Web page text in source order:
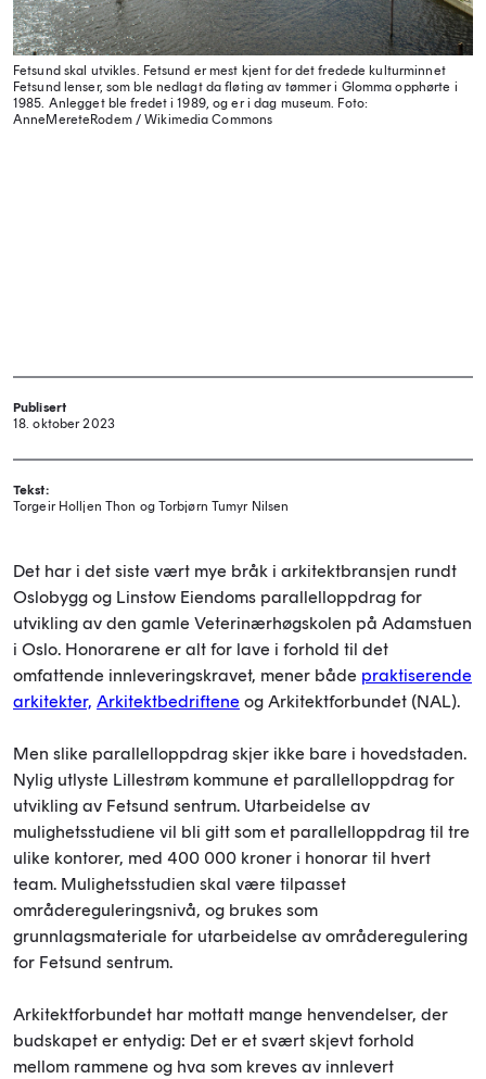
Fetsund skal utvikles. Fetsund er mest kjent for det fredede kulturminnet
Fetsund lenser, som ble nedlagt da fløting av tømmer i Glomma opphørte i
1985. Anlegget ble fredet i 1989, og er i dag museum. Foto:
AnneMereteRodem / Wikimedia Commons
Publisert
18. oktober 2023
Tekst:
Torgeir Holljen Thon og Torbjørn Tumyr Nilsen
Det har i det siste vært mye bråk i arkitektbransjen rundt
Oslobygg og Linstow Eiendoms parallelloppdrag for
utvikling av den gamle Veterinærhøgskolen på Adamstuen
i Oslo. Honorarene er alt for lave i forhold til det
omfattende innleveringskravet, mener både praktiserende
arkitekter, Arkitektbedriftene og Arkitektforbundet (NAL).
Men slike parallelloppdrag skjer ikke bare i hovedstaden.
Nylig utlyste Lillestrøm kommune et parallelloppdrag for
utvikling av Fetsund sentrum. Utarbeidelse av
mulighetsstudiene vil bli gitt som et parallelloppdrag til tre
ulike kontorer, med 400 000 kroner i honorar til hvert
team. Mulighetsstudien skal være tilpasset
områdereguleringsnivå, og brukes som
grunnlagsmateriale for utarbeidelse av områderegulering
for Fetsund sentrum.
Arkitektforbundet har mottatt mange henvendelser, der
budskapet er entydig: Det er et svært skjevt forhold
mellom rammene og hva som kreves av innlevert